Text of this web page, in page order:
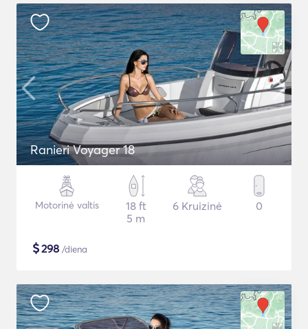
Ranieri Voyager 18
Motorinė valtis
18 ft
5 m
6 Kruizinė 0
$298 /diena